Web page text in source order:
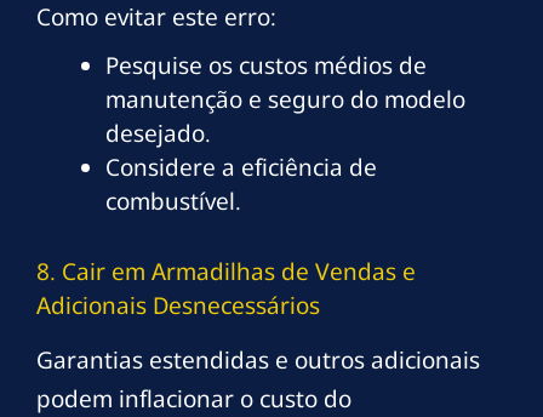
Como evitar este erro:
Pesquise os custos médios de
manutenção e seguro do modelo
desejado.
Considere a eficiência de
combustível.
8. Cair em Armadilhas de Vendas e
Adicionais Desnecessários
Garantias estendidas e outros adicionais
podem inflacionar o custo do